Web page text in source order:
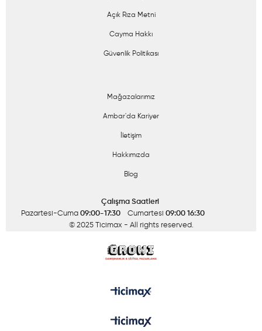
Açık Rıza Metni
Cayma Hakkı
Güvenlik Politikası
Mağazalarımız
Ambar'da Kariyer
İletişim
Hakkımızda
Blog
Çalışma Saatleri
Pazartesi-Cuma 09:00-17:30 Cumartesi 09:00 16:30
© 2025 Ticimax - All rights reserved.